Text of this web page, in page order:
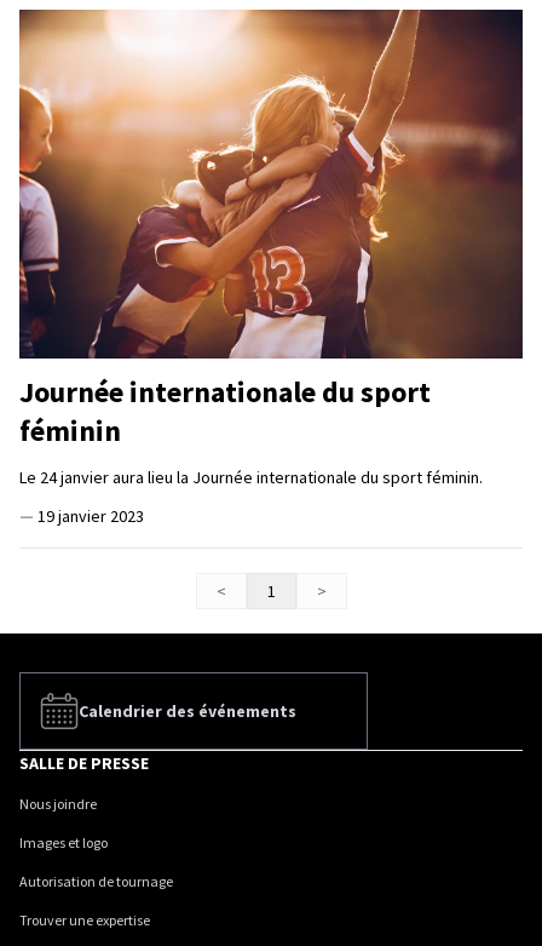
Journée internationale du sport
féminin
Le 24 janvier aura lieu la Journée internationale du sport féminin.
— 19 janvier 2023
< 1 >
Calendrier des événements
SALLE DE PRESSE
Nous joindre
Images et logo
Autorisation de tournage
Trouver une expertise